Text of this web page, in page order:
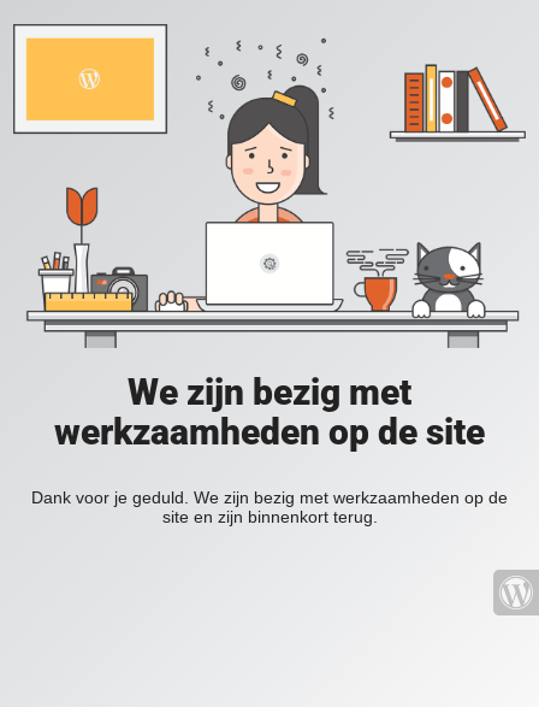
We zijn bezig met
werkzaamheden op de site
Dank voor je geduld. We zijn bezig met werkzaamheden op de
site en zijn binnenkort terug.